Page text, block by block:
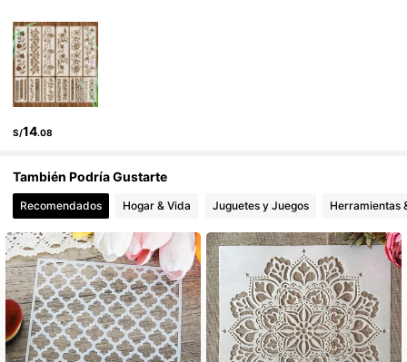
S/14.08
También Podría Gustarte
Recomendados Hogar & Vida Juguetes y Juegos Herramientas